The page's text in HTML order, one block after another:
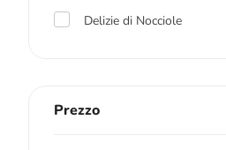
Delizie di Nocciole
Prezzo